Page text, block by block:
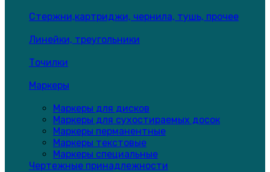
Стержни,картриджи, чернила, тушь, прочее
Линейки, треугольники
Точилки
Маркеры
Маркеры для дисков
Маркеры для сухостираемых досок
Маркеры перманентные
Маркеры текстовые
Маркеры специальные
Чертежные принадлежности